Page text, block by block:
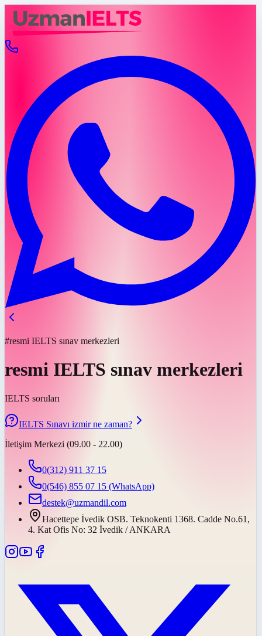
#resmi IELTS sınav merkezleri
resmi IELTS sınav merkezleri
IELTS soruları
IELTS Sınavı izmir ne zaman?
İletişim Merkezi (09.00 - 22.00)
0(312) 911 37 15
0(546) 855 07 15 (WhatsApp)
destek@uzmandil.com
Hacettepe İvedik OSB. Teknokenti 1368. Cadde No.61,
4. Kat Ofis No: 32 İvedik / ANKARA